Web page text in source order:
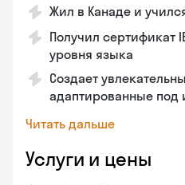
Жил в Канаде и
Получил сертификат
уровня языка
Создает
адаптированные под
Читать дальше
Услуги и цены